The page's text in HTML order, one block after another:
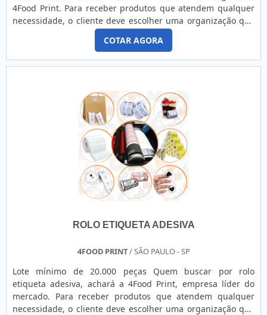
4Food Print. Para receber produtos que atendem qualquer
necessidade, o cliente deve escolher uma organização que
se destaque por um bom suporte pré-venda e tenha ampla
experiência no ramo.MAIS DETALHES INTERESSANTES
SOBRE RÓTULOS ADESIVOSQuem precisa de rótulos
adesivos em uma empresa comprometida com seus
COTAR AGORA
ROLO ETIQUETA ADESIVA
4FOOD PRINT/ SÃO PAULO - SP
Lote mínimo de 20.000 peças Quem buscar por rolo
etiqueta adesiva, achará a 4Food Print, empresa líder do
mercado. Para receber produtos que atendem qualquer
necessidade, o cliente deve escolher uma organização que